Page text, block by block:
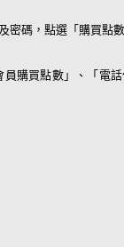
密碼，點選「購買點
購買點數」、「電